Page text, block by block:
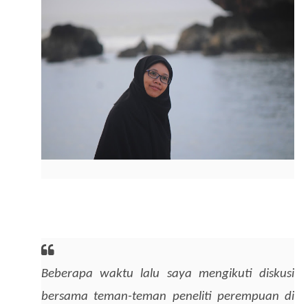
Beberapa waktu lalu saya mengikuti diskusi
bersama teman-teman peneliti perempuan di